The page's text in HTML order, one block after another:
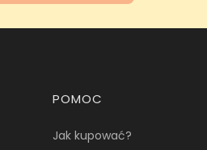
POMOC
Jak kupować?